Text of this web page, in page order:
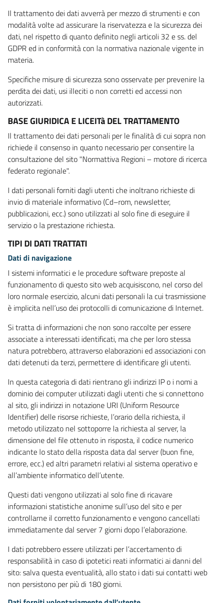
Il trattamento dei dati avverrà per mezzo di strumenti e con
modalità volte ad assicurare la riservatezza e la sicurezza dei
dati, nel rispetto di quanto definito negli articoli 32 e ss. del
GDPR ed in conformità con la normativa nazionale vigente in
materia.
Specifiche misure di sicurezza sono osservate per prevenire la
perdita dei dati, usi illeciti o non corretti ed accessi non
autorizzati.
BASE GIURIDICA E LICEITà DEL TRATTAMENTO
Il trattamento dei dati personali per le finalità di cui sopra non
richiede il consenso in quanto necessario per consentire la
consultazione del sito "Normattiva Regioni – motore di ricerca
federato regionale".
I dati personali forniti dagli utenti che inoltrano richieste di
invio di materiale informativo (Cd–rom, newsletter,
pubblicazioni, ecc.) sono utilizzati al solo fine di eseguire il
servizio o la prestazione richiesta.
TIPI DI DATI TRATTATI
Dati di navigazione
I sistemi informatici e le procedure software preposte al
funzionamento di questo sito web acquisiscono, nel corso del
loro normale esercizio, alcuni dati personali la cui trasmissione
è implicita nell’uso dei protocolli di comunicazione di Internet.
Si tratta di informazioni che non sono raccolte per essere
associate a interessati identificati, ma che per loro stessa
natura potrebbero, attraverso elaborazioni ed associazioni con
dati detenuti da terzi, permettere di identificare gli utenti.
In questa categoria di dati rientrano gli indirizzi IP o i nomi a
dominio dei computer utilizzati dagli utenti che si connettono
al sito, gli indirizzi in notazione URI (Uniform Resource
Identifier) delle risorse richieste, l’orario della richiesta, il
metodo utilizzato nel sottoporre la richiesta al server, la
dimensione del file ottenuto in risposta, il codice numerico
indicante lo stato della risposta data dal server (buon fine,
errore, ecc.) ed altri parametri relativi al sistema operativo e
all’ambiente informatico dell’utente.
Questi dati vengono utilizzati al solo fine di ricavare
informazioni statistiche anonime sull’uso del sito e per
controllarne il corretto funzionamento e vengono cancellati
immediatamente dal server 7 giorni dopo l’elaborazione.
I dati potrebbero essere utilizzati per l’accertamento di
responsabilità in caso di ipotetici reati informatici ai danni del
sito: salva questa eventualità, allo stato i dati sui contatti web
non persistono per più di 180 giorni.